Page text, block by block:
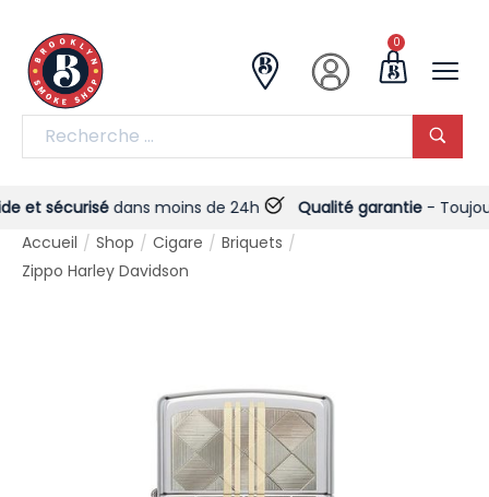
0
sécurisédans moins de 24h Qualité garantie- Toujours !
Accueil / Shop / Cigare / Briquets /
Zippo Harley Davidson